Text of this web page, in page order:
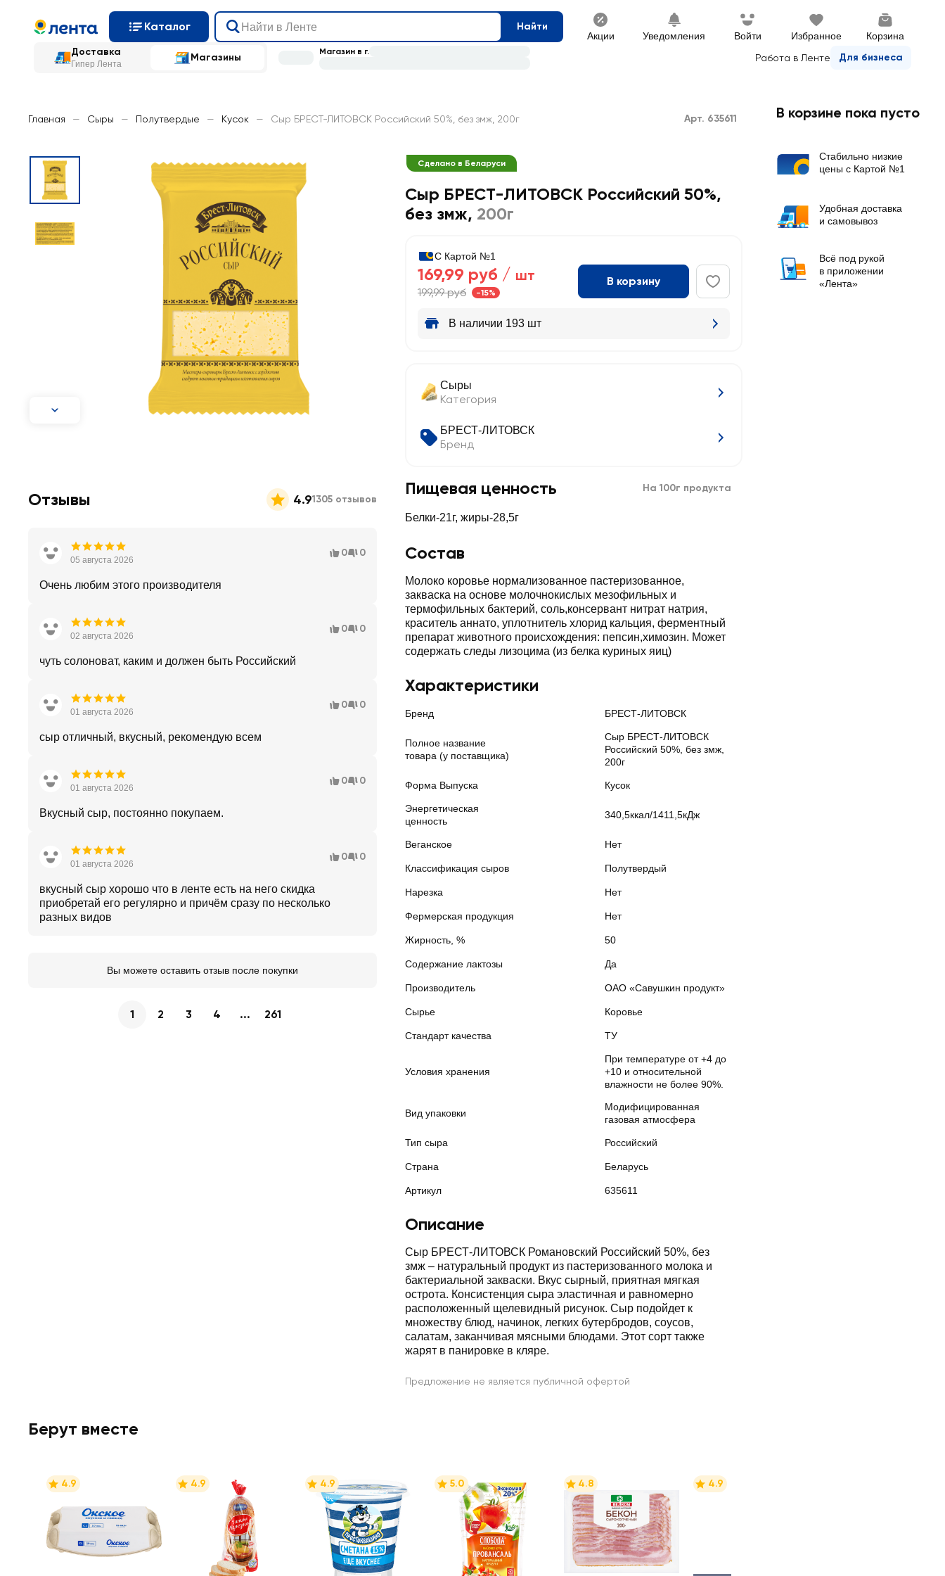
Каталог Найти
Акции Уведомления Войти Избранное Корзина
Доставка
Гипер Лента
Магазины Работа в Ленте Для бизнеса
Магазин в г.
Главная — Сыры — Полутвердые — Кусок — Сыр БРЕСТ-ЛИТОВСК Российский 50%, без змж, 200г Арт. 635611
Сделано в Беларуси
Сыр БРЕСТ-ЛИТОВСК Российский 50%,
без змж, 200г
С Картой №1
169,99 руб / шт
199,99 руб -15%
В корзину
В наличии 193 шт
Сыры
Категория
БРЕСТ-ЛИТОВСК
Бренд
Пищевая ценность На 100г продукта
Белки-21г, жиры-28,5г
Состав
Молоко коровье нормализованное пастеризованное,
закваска на основе молочнокислых мезофильных и
термофильных бактерий, соль,консервант нитрат натрия,
краситель аннато, уплотнитель хлорид кальция, ферментный
препарат животного происхождения: пепсин,химозин. Может
содержать следы лизоцима (из белка куриных яиц)
Характеристики
Бренд БРЕСТ-ЛИТОВСК
Полное название
товара (у поставщика)
Сыр БРЕСТ-ЛИТОВСК
Российский 50%, без змж,
200г
Форма Выпуска Кусок
Энергетическая
ценность
340,5ккал/1411,5кДж
Веганское Нет
Классификация сыров Полутвердый
Нарезка Нет
Фермерская продукция Нет
Жирность, % 50
Содержание лактозы Да
Производитель ОАО «Савушкин продукт»
Сырье Коровье
Стандарт качества ТУ
Условия хранения
При температуре от +4 до
+10 и относительной
влажности не более 90%.
Вид упаковки
Модифицированная
газовая атмосфера
Тип сыра Российский
Страна Беларусь
Артикул 635611
Описание
Сыр БРЕСТ-ЛИТОВСК Романовский Российский 50%, без
змж – натуральный продукт из пастеризованного молока и
бактериальной закваски. Вкус сырный, приятная мягкая
острота. Консистенция сыра эластичная и равномерно
расположенный щелевидный рисунок. Сыр подойдет к
множеству блюд, начинок, легких бутербродов, соусов,
салатам, заканчивая мясными блюдами. Этот сорт также
жарят в панировке в кляре.
Предложение не является публичной офертой
Отзывы 4.91305 отзывов
05 августа 2026
0 0
Очень любим этого производителя
02 августа 2026
0 0
чуть солоноват, каким и должен быть Российский
01 августа 2026
0 0
сыр отличный, вкусный, рекомендую всем
01 августа 2026
0 0
Вкусный сыр, постоянно покупаем.
01 августа 2026
0 0
вкусный сыр хорошо что в ленте есть на него скидка
приобретай его регулярно и причём сразу по несколько
разных видов
Вы можете оставить отзыв после покупки
1 2 3 4 ... 261
Берут вместе
4.9 4.9 4.9 5.0 4.8 4.9
В корзине пока пусто
Стабильно низкие
цены с Картой №1
Удобная доставка
и самовывоз
Всё под рукой
в приложении
«Лента»